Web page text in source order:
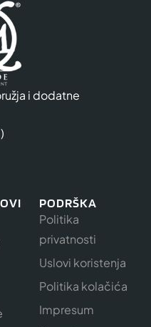
i dodatne
PODRŠKA
Politika
privatnosti
Uslovi koristenja
Politika kolačića
Impresum